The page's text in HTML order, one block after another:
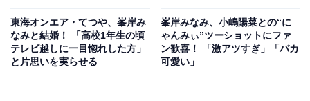
東海オンエア・てつや、峯岸み
なみと結婚！ 「高校1年生の頃
テレビ越しに一目惚れした方」
と片思いを実らせる
峯岸みなみ、小嶋陽菜との“に
ゃんみぃ”ツーショットにファ
ン歓喜！ 「激アツすぎ」「バカ
可愛い」